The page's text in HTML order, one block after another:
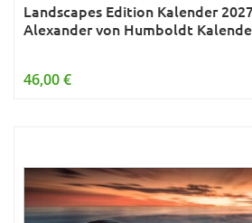
Landscapes Edition Kalender
Alexander von Humboldt
46,00 €